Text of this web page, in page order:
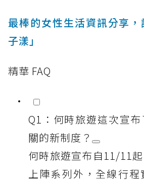
最棒的女性生活資訊分享
子漾」
精華 FAQ
Q1：何時旅遊這次宣
關的新制度？
何時旅遊宣布自11/11
上陣系列外，全線行